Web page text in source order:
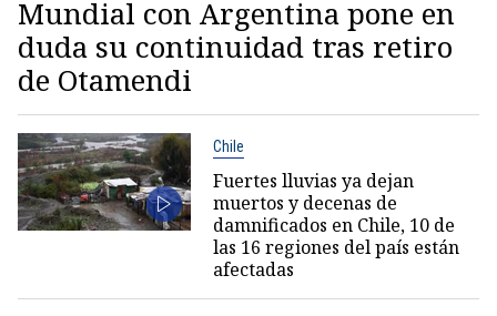
Mundial con Argentina pone en
duda su continuidad tras retiro
de Otamendi
Chile
Fuertes lluvias ya dejan
muertos y decenas de
damnificados en Chile, 10 de
las 16 regiones del país están
afectadas